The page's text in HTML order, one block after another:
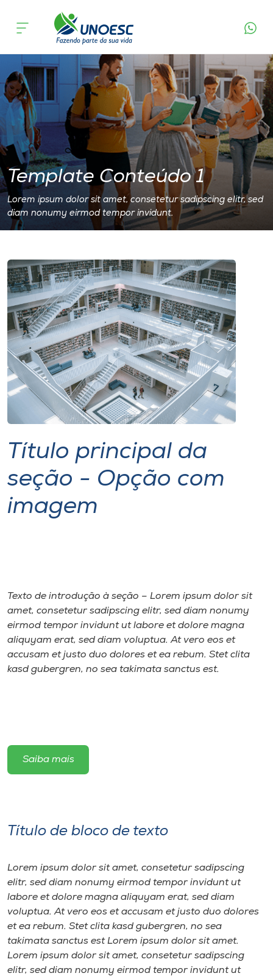
Cursos
Onde estamos
Pesquisa
Atendimento ao Estudante
Portal de Ensino
A
Unoesc
Internacionalização
I.nova
Diplomados
Cultura
Biblioteca
Editora
Rádio
Store
o idioma
TEMPLATE – Conteúdo 1
Template Conteúdo 1
Lorem ipsum dolor sit amet, consetetur sadipscing elitr, sed
diam nonumy eirmod tempor invidunt.
Título principal da
seção - Opção com
imagem
Texto de introdução à seção – Lorem ipsum dolor sit
amet, consetetur sadipscing elitr, sed diam nonumy
eirmod tempor invidunt ut labore et dolore magna
aliquyam erat, sed diam voluptua. At vero eos et
accusam et justo duo dolores et ea rebum. Stet clita
kasd gubergren, no sea takimata sanctus est.
Saiba mais
Título de bloco de texto
Lorem ipsum dolor sit amet, consetetur sadipscing
elitr, sed diam nonumy eirmod tempor invidunt ut
labore et dolore magna aliquyam erat, sed diam
voluptua. At vero eos et accusam et justo duo dolores
et ea rebum. Stet clita kasd gubergren, no sea
takimata sanctus est Lorem ipsum dolor sit amet.
Lorem ipsum dolor sit amet, consetetur sadipscing
elitr, sed diam nonumy eirmod tempor invidunt ut